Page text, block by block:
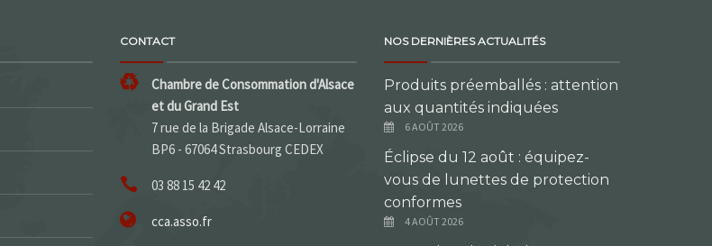
CONTACT
Chambre de Consommation d'Alsace
et du Grand Est
7 rue de la Brigade Alsace-Lorraine
BP6 - 67064 Strasbourg CEDEX
03 88 15 42 42
cca.asso.fr
NOS DERNIÈRES ACTUALITÉS
Produits préemballés : attention
aux quantités indiquées
6 AOÛT 2026
Éclipse du 12 août : équipez-
vous de lunettes de protection
conformes
4 AOÛT 2026